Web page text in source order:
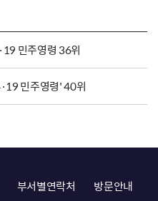
민주영령 36위
민주영령' 40위
부서별연락처
방문안내